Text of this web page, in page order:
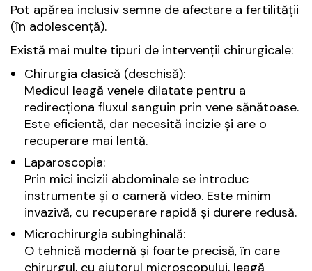
Pot apărea inclusiv semne de afectare a fertilității
(în adolescență).
Există mai multe tipuri de intervenții chirurgicale:
Chirurgia clasică (deschisă):
Medicul leagă venele dilatate pentru a
redirecționa fluxul sanguin prin vene sănătoase.
Este eficientă, dar necesită incizie și are o
recuperare mai lentă.
Laparoscopia:
Prin mici incizii abdominale se introduc
instrumente și o cameră video. Este minim
invazivă, cu recuperare rapidă și durere redusă.
Microchirurgia subinghinală:
O tehnică modernă și foarte precisă, în care
chirurgul, cu ajutorul microscopului, leagă